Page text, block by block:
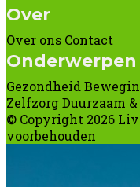
Over
Over ons Contact
Onderwerpen
Gezondheid
ZelfzorgDuurzaam
© Copyright 2026
voorbehouden